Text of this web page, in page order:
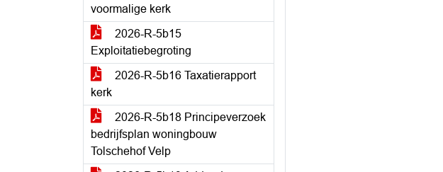
voormalige kerk
2026-R-5b15
Exploitatiebegroting
2026-R-5b16 Taxatierapport
kerk
2026-R-5b18 Principeverzoek
bedrijfsplan woningbouw
Tolschehof Velp